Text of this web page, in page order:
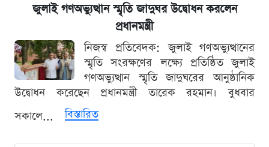
জুলাই গণঅভ্যুত্থান স্মৃতি জাদুঘর উদ্বোধন করলেন
প্রধানমন্ত্রী
নিজস্ব প্রতিবেদক: জুলাই গণঅভ্যুত্থানের
স্মৃতি সংরক্ষণের লক্ষ্যে প্রতিষ্ঠিত জুলাই
গণঅভ্যুত্থান স্মৃতি জাদুঘরের আনুষ্ঠানিক
উদ্বোধন করেছেন প্রধানমন্ত্রী তারেক রহমান। বুধবার
সকালে...
বিস্তারিত